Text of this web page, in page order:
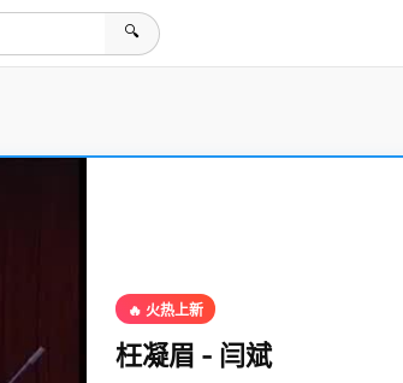
🔍
🔥 火热上新
枉凝眉 - 闫斌